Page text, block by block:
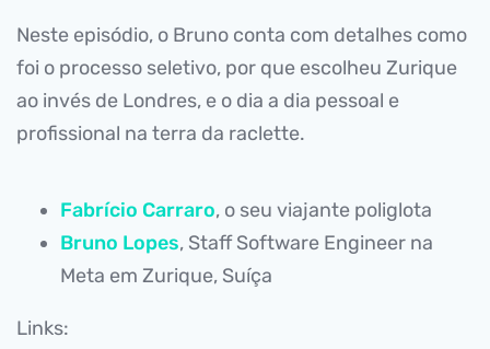
Neste episódio, o Bruno conta com detalhes como
foi o processo seletivo, por que escolheu Zurique
ao invés de Londres, e o dia a dia pessoal e
profissional na terra da raclette.
Fabrício Carraro, o seu viajante poliglota
Bruno Lopes, Staff Software Engineer na
Meta em Zurique, Suíça
Links: